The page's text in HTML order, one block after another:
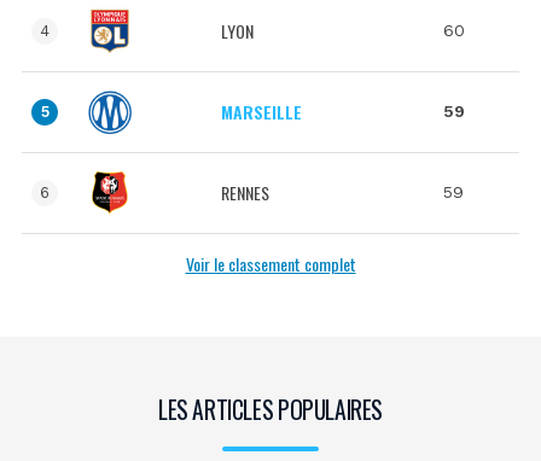
4 LYON 60
5 MARSEILLE 59
6 RENNES 59
Voir le classement complet
LES ARTICLES POPULAIRES